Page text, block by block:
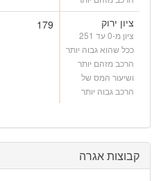
ציון ירוק
ציון מ-0 עד 251
ככל שהוא גבוה יותר
הרכב מזהם יותר
ושיעור המס של
הרכב גבוה יותר
179
קבוצות אגרה